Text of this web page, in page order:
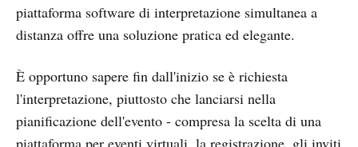
piattaforma software di interpretazione simultanea a
distanza offre una soluzione pratica ed elegante.
È opportuno sapere fin dall'inizio se è richiesta
l'interpretazione, piuttosto che lanciarsi nella
pianificazione dell'evento - compresa la scelta di una
piattaforma per eventi virtuali, la registrazione, gli inviti